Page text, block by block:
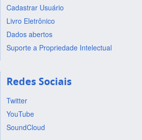
Cadastrar Usuário
Livro Eletrônico
Dados abertos
Suporte a Propriedade Intelectual
Redes Sociais
Twitter
YouTube
SoundCloud